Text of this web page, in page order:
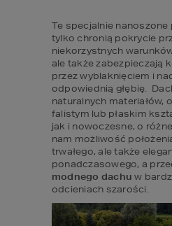
Te specjalnie nanoszone
tylko chronią pokrycie
niekorzystnych
ale także zabezpieczają
przez wyblaknięciem i
odpowiednią głębię.
naturalnych materiałów,
falistym lub płaskim
jak i nowoczesne, o
nam możliwość
trwałego, ale także
modnego dachu w
odcieniach szarości.